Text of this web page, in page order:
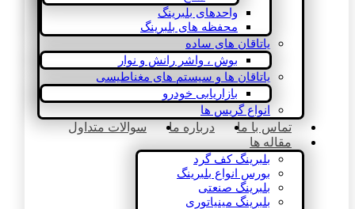
واحدهای بلبرینگ
محفظه های بلبرینگ
یاتاقان های ساده
بوش ، واشر رانش و نوار
یاتاقان ها و سیستم های مغناطیسی
بازاریابی خودرو
انواع گریس ها
تماس با ما درباره ما
سوالات متداول
مقاله ها
بلبرینگ کف گرد
بورس انواع بلبرینگ
بلبرینگ صنعتی
بلبرینگ مینیاتوری